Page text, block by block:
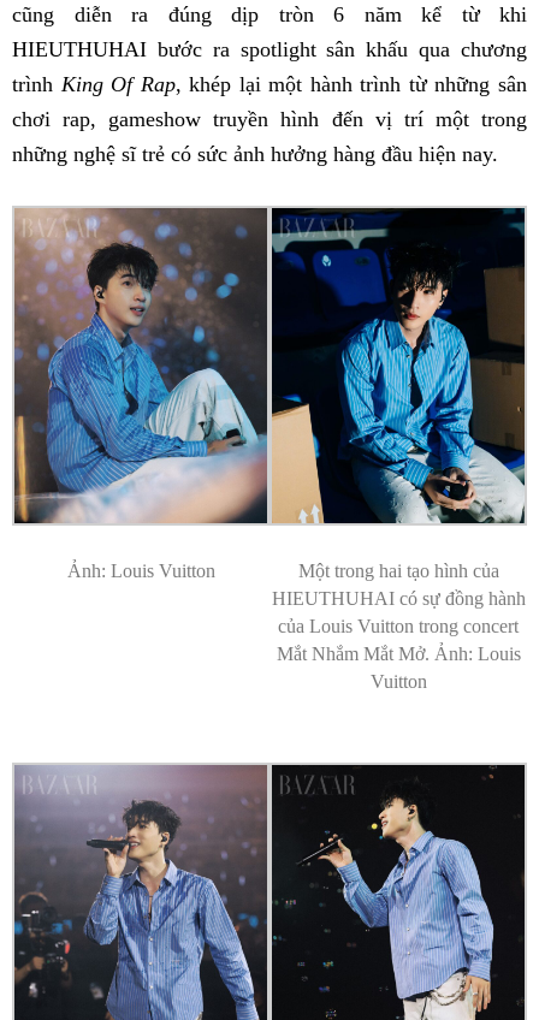
cũng diễn ra đúng dịp tròn 6 năm kể từ khi
HIEUTHUHAI bước ra spotlight sân khấu qua chương
trình King Of Rap, khép lại một hành trình từ những sân
chơi rap, gameshow truyền hình đến vị trí một trong
những nghệ sĩ trẻ có sức ảnh hưởng hàng đầu hiện nay.
Ảnh: Louis Vuitton
Một trong hai tạo hình của
HIEUTHUHAI có sự đồng hành
của Louis Vuitton trong concert
Mắt Nhắm Mắt Mở. Ảnh: Louis
Vuitton